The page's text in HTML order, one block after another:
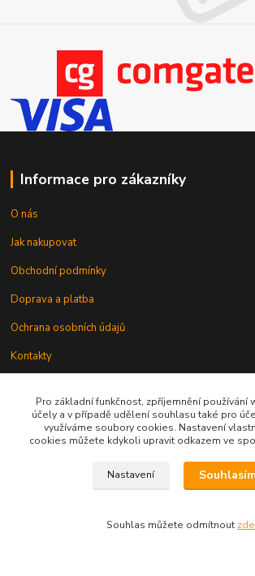
Informace pro zákazníky
O nás
Jak nakupovat
Obchodní podmínky
Doprava a platba
Ochrana osobních údajů
Kontakty
Pro základní funkčnost, zpříjemnění používání
účely a v případě udělení souhlasu také pro
využíváme soubory cookies. Nastavení
cookies můžete kdykoli upravit odkazem ve
Nastavení
Souhlas můžete odmítnout zde